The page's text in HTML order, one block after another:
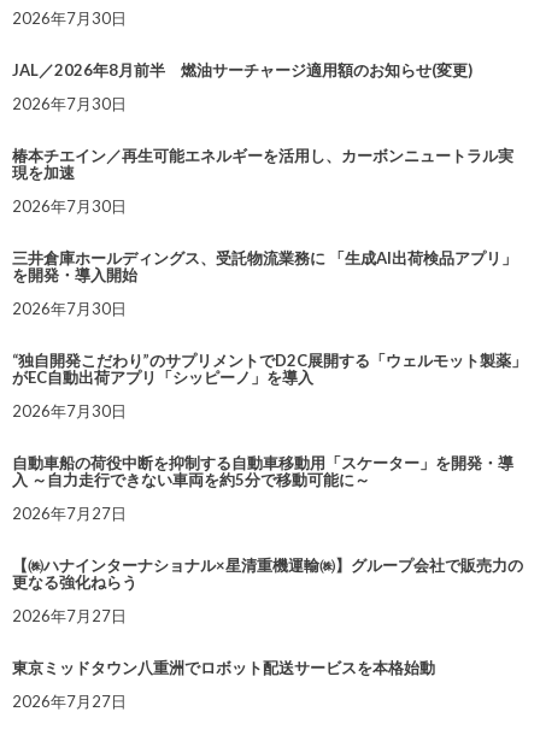
2026年7月30日
JAL／2026年8月前半 燃油サーチャージ適用額のお知らせ(変更)
2026年7月30日
椿本チエイン／再生可能エネルギーを活用し、カーボンニュートラル実
現を加速
2026年7月30日
三井倉庫ホールディングス、受託物流業務に 「生成AI出荷検品アプリ」
を開発・導入開始
2026年7月30日
“独自開発こだわり”のサプリメントでD2C展開する「ウェルモット製薬」
がEC自動出荷アプリ「シッピーノ」を導入
2026年7月30日
自動車船の荷役中断を抑制する自動車移動用「スケーター」を開発・導
入 ～自力走行できない車両を約5分で移動可能に～
2026年7月27日
【㈱ハナインターナショナル×星清重機運輸㈱】グループ会社で販売力の
更なる強化ねらう
2026年7月27日
東京ミッドタウン八重洲でロボット配送サービスを本格始動
2026年7月27日